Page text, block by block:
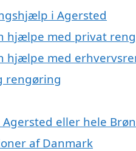
i Agersted
hjælpe med privat
hjælpe med
rengøring
eller hele
af Danmark